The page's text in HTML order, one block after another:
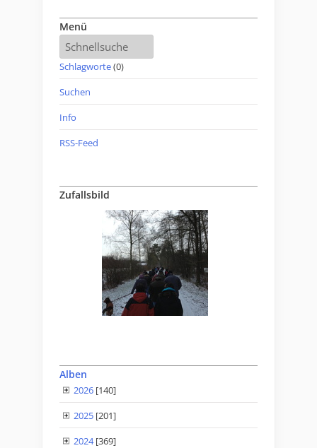
Menü
Schlagworte(0)
Suchen
Info
RSS-Feed
Zufallsbild
Alben
2026 [140]
2025 [201]
2024[369]